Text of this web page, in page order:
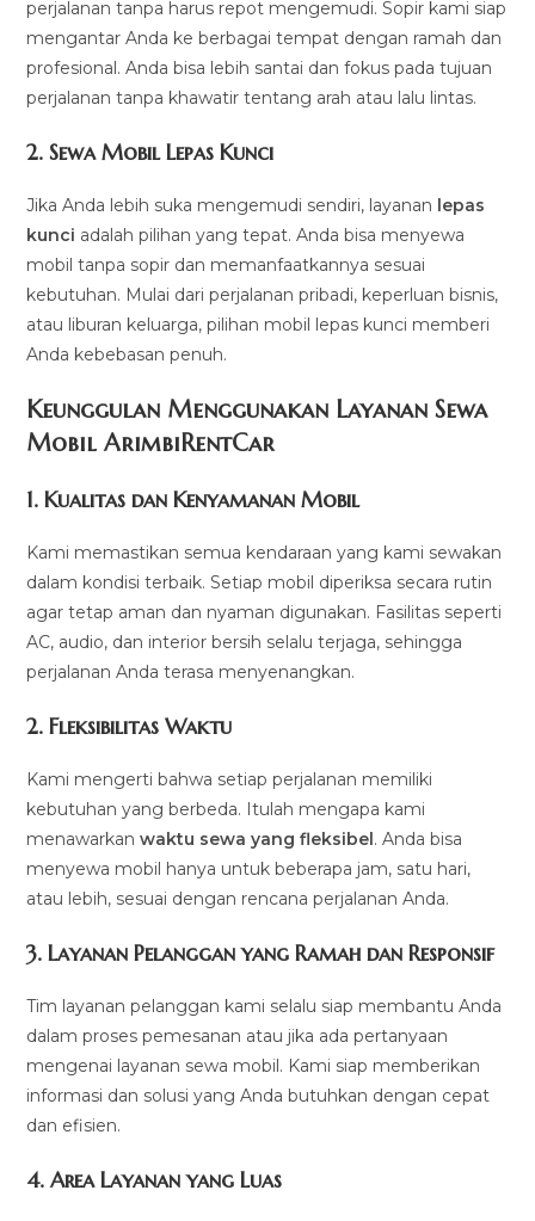
perjalanan tanpa harus repot mengemudi. Sopir kami siap
mengantar Anda ke berbagai tempat dengan ramah dan
profesional. Anda bisa lebih santai dan fokus pada tujuan
perjalanan tanpa khawatir tentang arah atau lalu lintas.
2.Sewa Mobil Lepas Kunci
Jika Anda lebih suka mengemudi sendiri, layanan lepas
kunci adalah pilihan yang tepat. Anda bisa menyewa
mobil tanpa sopir dan memanfaatkannya sesuai
kebutuhan. Mulai dari perjalanan pribadi, keperluan bisnis,
atau liburan keluarga, pilihan mobil lepas kunci memberi
Anda kebebasan penuh.
Keunggulan Menggunakan Layanan Sewa
Mobil ArimbiRentCar
1.Kualitas dan Kenyamanan Mobil
Kami memastikan semua kendaraan yang kami sewakan
dalam kondisi terbaik. Setiap mobil diperiksa secara rutin
agar tetap aman dan nyaman digunakan. Fasilitas seperti
AC, audio, dan interior bersih selalu terjaga, sehingga
perjalanan Anda terasa menyenangkan.
2.Fleksibilitas Waktu
Kami mengerti bahwa setiap perjalanan memiliki
kebutuhan yang berbeda. Itulah mengapa kami
menawarkanwaktu sewa yang fleksibel. Anda bisa
menyewa mobil hanya untuk beberapa jam, satu hari,
atau lebih, sesuai dengan rencana perjalanan Anda.
3.Layanan Pelanggan yang Ramah dan Responsif
Tim layanan pelanggan kami selalu siap membantu Anda
dalam proses pemesanan atau jika ada pertanyaan
mengenai layanan sewa mobil. Kami siap memberikan
informasi dan solusi yang Anda butuhkan dengan cepat
dan efisien.
4.Area Layanan yang Luas